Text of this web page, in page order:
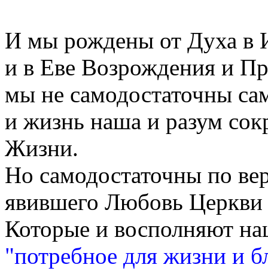
И мы рождены от Духа в
и в Еве Возрождения и
мы не самодостаточны
и жизнь наша и разум
Жизни.
Но самодостаточны по
явившего Любовь
Которые и восполняют
"потребное для жизни и